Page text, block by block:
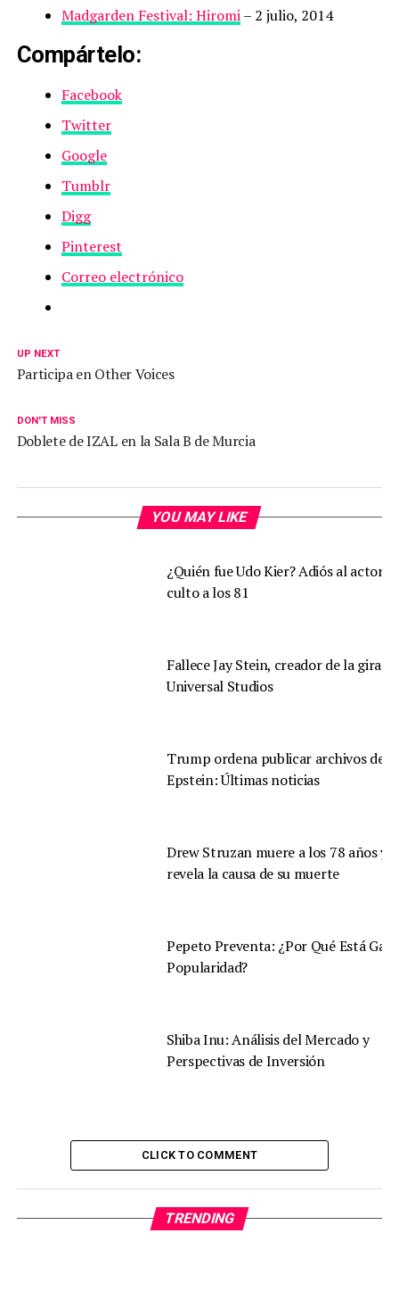
Madgarden Festival: Hiromi– 2 julio, 2014
Compártelo:
Facebook
Twitter
Google
Tumblr
Digg
Pinterest
Correo electrónico
UP NEXT
Participa en Other Voices
DON'T MISS
Doblete de IZAL en la Sala B de Murcia
YOU MAY LIKE
¿Quién fue Udo Kier? Adiós al actor
culto a los 81
Fallece Jay Stein, creador de la gira de
Universal Studios
Trump ordena publicar archivos de
Epstein: Últimas noticias
Drew Struzan muere a los 78 años y
revela la causa de su muerte
Pepeto Preventa: ¿Por Qué Está
Popularidad?
Shiba Inu: Análisis del Mercado y
Perspectivas de Inversión
CLICK TO COMMENT
TRENDING